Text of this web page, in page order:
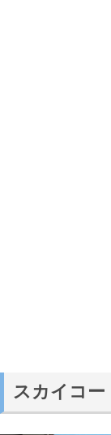
スカイコー